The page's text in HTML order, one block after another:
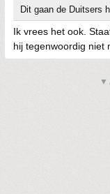
Dit gaan de Duitsers
Ik vrees het ook.
hij tegenwoordig niet
▼